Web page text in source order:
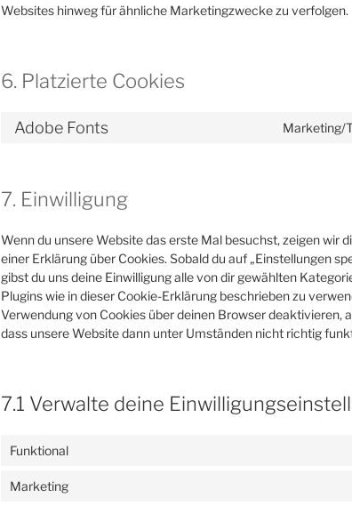
Websites hinweg für ähnliche Marketingzwecke zu verfolgen.
6. Platzierte Cookies
Adobe Fonts Marketing/
7. Einwilligung
Wenn du unsere Website das erste Mal besuchst, zeigen wir
einer Erklärung über Cookies. Sobald du auf „Einstellungen
gibst du uns deine Einwilligung alle von dir gewählten
Plugins wie in dieser Cookie-Erklärung beschrieben zu
Verwendung von Cookies über deinen Browser deaktivieren,
dass unsere Website dann unter Umständen nicht richtig
7.1 Verwalte deine
Funktional
Marketing